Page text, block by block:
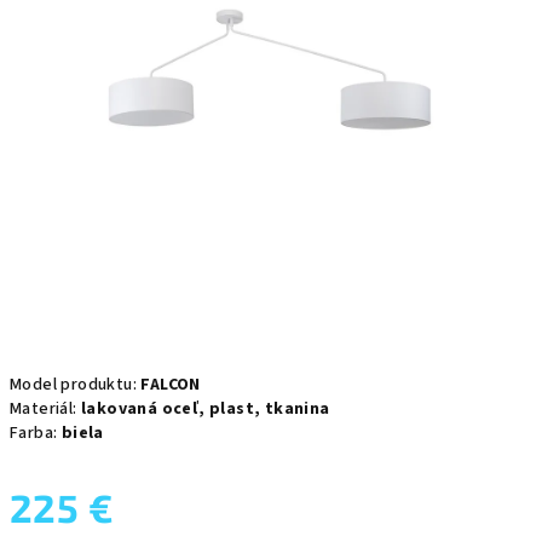
Model produktu: FALCON
Materiál: lakovaná oceľ, plast, tkanina
Farba: biela
225 €